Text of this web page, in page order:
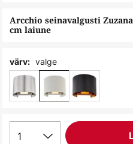
the
images
Arcchio seinavalgusti
cm laiune
värv: valge
1